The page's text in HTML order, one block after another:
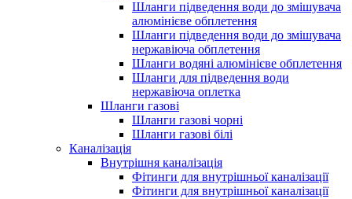
Шланги підведення води до змішувача
алюмінієве обплетення
Шланги підведення води до змішувача
нержавіюча обплетення
Шланги водяні алюмінієве обплетення
Шланги для підведення води
нержавіюча оплетка
Шланги газові
Шланги газові чорні
Шланги газові білі
Каналізація
Внутрішня каналізація
Фітинги для внутрішньої каналізації
Фітинги для внутрішньої каналізації